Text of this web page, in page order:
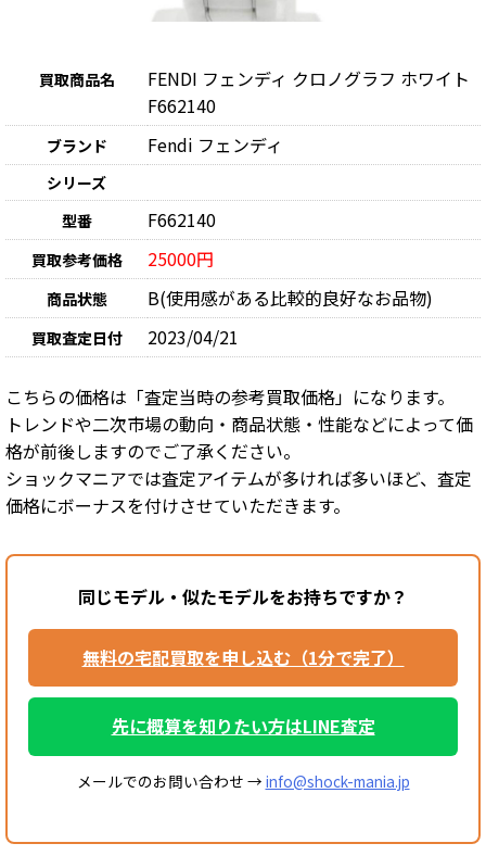
買取商品名
FENDI フェンディ クロノグラフ ホワイト
F662140
ブランド Fendi フェンディ
シリーズ
型番
F662140
買取参考価格 25000円
商品状態 B(使用感がある比較的良好なお品物)
買取査定日付 2023/04/21
こちらの価格は「査定当時の参考買取価格」になります。
トレンドや二次市場の動向・商品状態・性能などによって価
格が前後しますのでご了承ください。
ショックマニアでは査定アイテムが多ければ多いほど、査定
価格にボーナスを付けさせていただきます。
同じモデル・似たモデルをお持ちですか？
無料の宅配買取を申し込む（1分で完了）
先に概算を知りたい方はLINE査定
メールでのお問い合わせ → info@shock-mania.jp